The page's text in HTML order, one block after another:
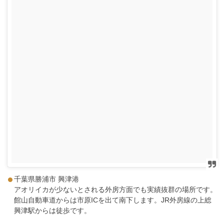
千葉県勝浦市 興津港
アオリイカが少ないとされる外房方面でも実績抜群の場所です。
館山自動車道からは市原ICを出て南下します。JR外房線の上総
興津駅からは徒歩です。